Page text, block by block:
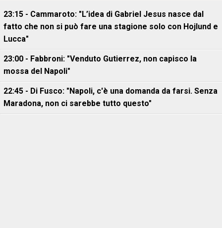
23:15 - Cammaroto: "L’idea di Gabriel Jesus nasce dal
fatto che non si può fare una stagione solo con Hojlund e
Lucca"
23:00 - Fabbroni: "Venduto Gutierrez, non capisco la
mossa del Napoli"
22:45 - Di Fusco: "Napoli, c'è una domanda da farsi. Senza
Maradona, non ci sarebbe tutto questo"